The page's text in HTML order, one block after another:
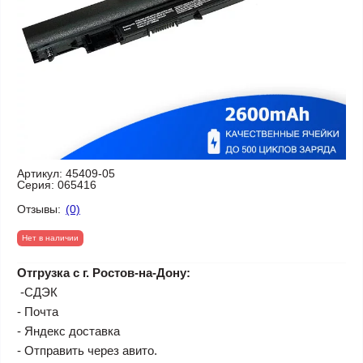
Артикул: 45409-05
Серия: 065416
Отзывы: (0)
Нет в наличии
Отгрузка с г. Ростов-на-Дону:
-СДЭК
- Почта
- Яндекс доставка
- Отправить через авито.